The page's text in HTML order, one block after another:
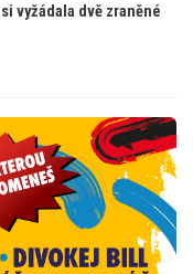
vyžádala dvě zraněné